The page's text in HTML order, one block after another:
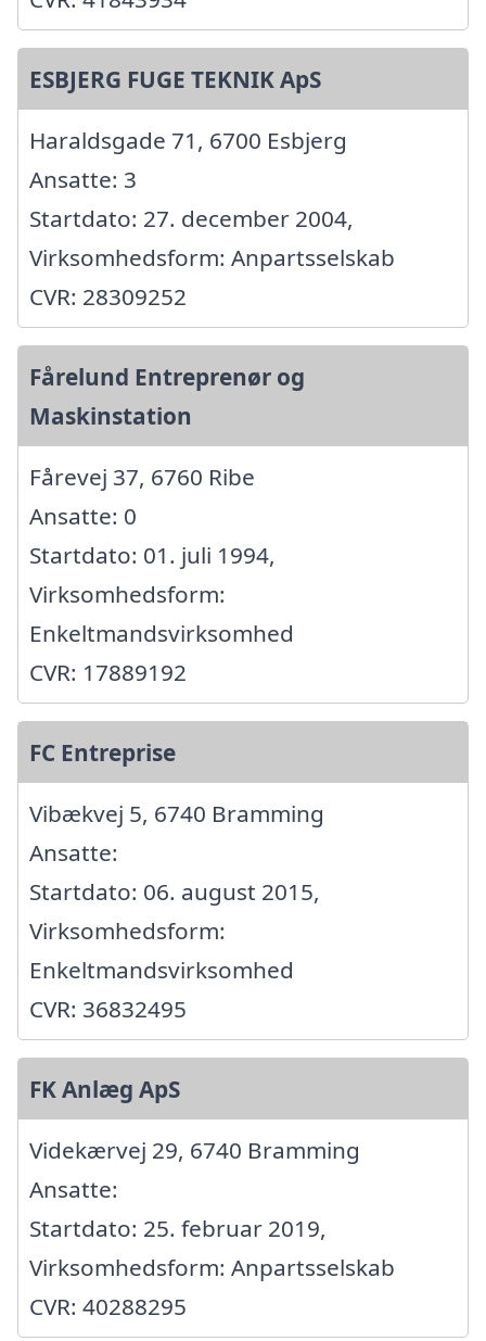
ESBJERG FUGE TEKNIK ApS
Haraldsgade 71, 6700 Esbjerg
Ansatte: 3
Startdato: 27. december 2004,
Virksomhedsform: Anpartsselskab
CVR: 28309252
Fårelund Entreprenør og
Maskinstation
Fårevej 37, 6760 Ribe
Ansatte: 0
Startdato: 01. juli 1994,
Virksomhedsform:
Enkeltmandsvirksomhed
CVR: 17889192
FC Entreprise
Vibækvej 5, 6740 Bramming
Ansatte:
Startdato: 06. august 2015,
Virksomhedsform:
Enkeltmandsvirksomhed
CVR: 36832495
FK Anlæg ApS
Videkærvej 29, 6740 Bramming
Ansatte:
Startdato: 25. februar 2019,
Virksomhedsform: Anpartsselskab
CVR: 40288295